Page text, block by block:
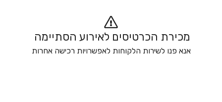
מכירת הכרטיסים לאירוע הסתיימה
אנא פנו לשירות הלקוחות לאפשרויות רכישה אחרות